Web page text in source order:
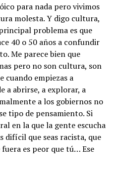
para nada pero vivimos
molesta. Y digo cultura,
problema es que
40 o 50 años a confundir
Me parece bien que
pero no son cultura, son
empiezas a
a abrirse, a explorar, a
a los gobiernos no
tipo de pensamiento. Si
en la que la gente escucha
difícil que seas racista, que
fuera es peor que tú… Ese